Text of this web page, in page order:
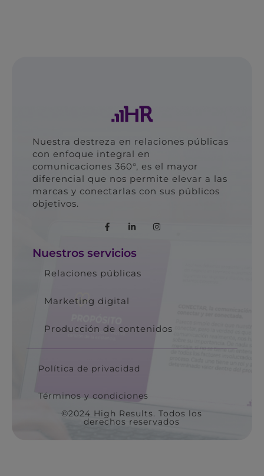
Nuestra destreza en relaciones públicas
con enfoque integral en
comunicaciones 360°, es el mayor
diferencial que nos permite elevar a las
marcas y conectarlas con sus públicos
objetivos.
Nuestros servicios
Relaciones públicas
Marketing digital
Producción de contenidos
©2024 High Results. Todos los
derechos reservados
Política de privacidad
Términos y condiciones